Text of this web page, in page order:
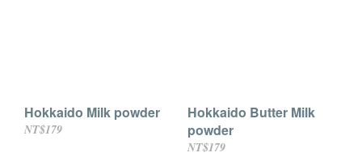
Hokkaido Milk powder
NT$179
Hokkaido Butter Milk
powder
NT$179